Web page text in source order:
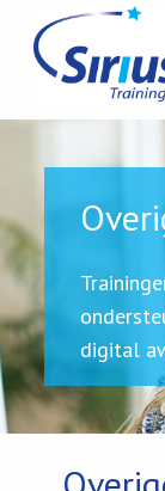
digital